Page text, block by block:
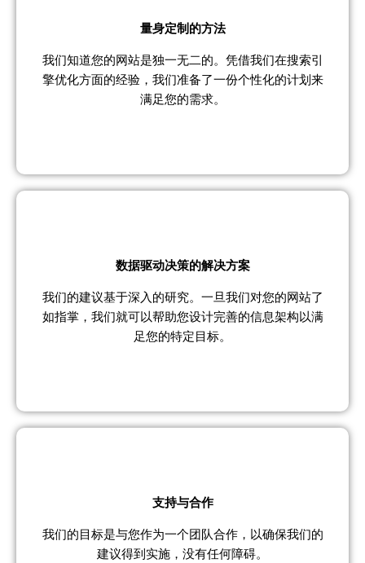
量身定制的方法
我们知道您的网站是独一无二的。凭借我们在搜索引
擎优化方面的经验，我们准备了一份个性化的计划来
满足您的需求。
数据驱动决策的解决方案
我们的建议基于深入的研究。一旦我们对您的网站了
如指掌，我们就可以帮助您设计完善的信息架构以满
足您的特定目标。
支持与合作
我们的目标是与您作为一个团队合作，以确保我们的
建议得到实施，没有任何障碍。